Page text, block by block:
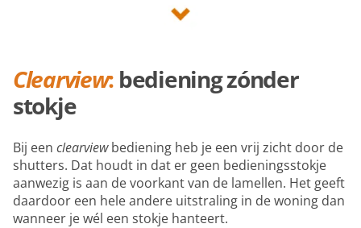
Clearview: bediening zónder
stokje
Bij een clearviewbediening heb je een vrij zicht door de
shutters. Dat houdt in dat er geen bedieningsstokje
aanwezig is aan de voorkant van de lamellen. Het geeft
daardoor een hele andere uitstraling in de woning dan
wanneer je wél een stokje hanteert.